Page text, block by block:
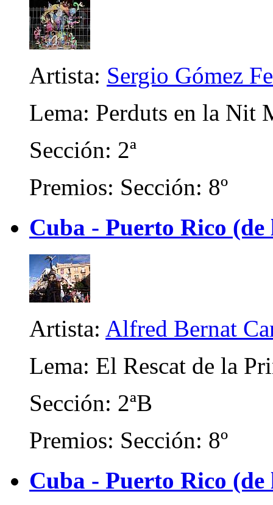
Artista: Sergio Gómez
Lema: Perduts en la Nit
Sección: 2ª
Premios: Sección: 8º
Cuba - Puerto Rico
Artista: Alfred Bernat
Lema: El Rescat de la
Sección: 2ªB
Premios: Sección: 8º
Cuba - Puerto Rico